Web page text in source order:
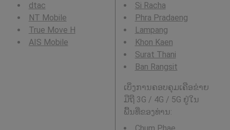
dtac
NT Mobile
True Move H
AIS Mobile
Si Racha
Phra Pradaeng
Lampang
Khon Kaen
Surat Thani
Ban Rangsit
ເບິ່ງການຄອບຄຸມເຄືອຂ່າຍ
ມືຖື 3G / 4G / 5G ຢູ່ໃນ
ພື້ນທີ່ຂອງທ່ານ: